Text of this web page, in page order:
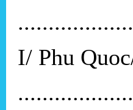
I/ Phu